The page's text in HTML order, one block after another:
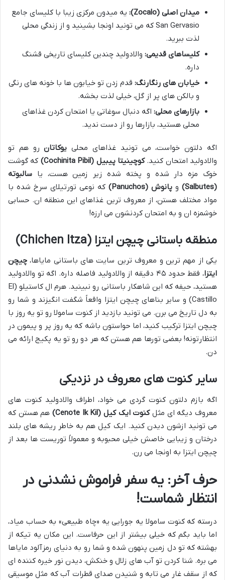
میدان اصلی (Zocalo):
یه میدون مرکزی زیبا با کلیسای جامع
San Gervasio که می تونید اونجا بشینید و از زندگی محلی
لذت ببرید.
کلیساهای قدیمی: والادولید چندین کلیسای تاریخی قشنگ
داره.
خیابان های رنگارنگ: قدم زدن تو خیابون ها با خونه های رنگی
و بالکن های پر از گل، خیلی لذت بخشه.
بازارهای محلی: اگه دنبال سوغاتی یا امتحان کردن غذاهای
محلی هستید، بازارها رو از دست ندید.
اگه دلتون خواست، می تونید غذاهای محلی یوکاتانرو هم تو
والادولید امتحان کنید.کوچینیتا پیبیل (Cochinita Pibil)
که گوشت
خوک مزه دار شده و پخته شده زیر زمین هست، یا سالبوته
(Salbutes)
و پانوش (Panuchos)
که نوعی تورتیلای سرخ شده با
مواد مختلف هستن، از معروف ترین غذاهای این منطقه ان. حسابی
خوشمزه ان و به امتحان کردنشون می ارزه!
منطقه باستانی چیچن ایتزا (Chichen Itza)
یکی از مهم ترین و معروف ترین سایت های باستانی مایاها، چیچن
ایتزا
، فقط حدود ۴۵ دقیقه از والادولید فاصله داره. اگه تو والادولید
هستید، حیفه که این شاهکار باستانی رو نبینید. هرم ال کاستیلو (El
Castillo) و سایر بناهای چیچن ایتزا واقعاً شگفت انگیزند و شما رو
به دل تاریخ می برن. می تونید بازدید از کنوت سامولا رو تو یه روز با
چیچن ایتزا ترکیب کنید، اما حواستون باشه که یه روز پر و پیمون در
انتظارتونه! بعضی تورها هم هستن که هر دو رو تو یه پکیج ارائه می
دن.
سایر کنوت های معروف در نزدیکی
اگه بازم دلتون کنوت گردی می خواد، اطراف والادولید کنوت های
معروف دیگه ای مثلکنوت ایک کیل (Cenote Ik Kil)
هم هستن که
می تونید ازشون دیدن کنید. ایک کیل هم به خاطر ریشه های بلند
درختان و زیبایی خاصش خیلی محبوبه و معمولاً توریست ها بعد از
چیچن ایتزا به اونجا می رن.
حرف آخر: یه سفر فراموش نشدنی در
انتظار شماست!
درسته که کنوت سامولا یه جورایی یه «چاه طبیعی» به حساب میاد،
اما باید بگم که خیلی بیشتر از این حرفاست. این مکان یه تیکه از
بهشته که تو دل زمین پنهون شده و شما رو به دنیای رمزآلود مایاها
می بره. شنا کردن تو آب های زلال و خنکش، دیدن نور خیره کننده ای
که از سقف غار می تابه و شنیدن صدای قطرات آب که مثل موسیقی